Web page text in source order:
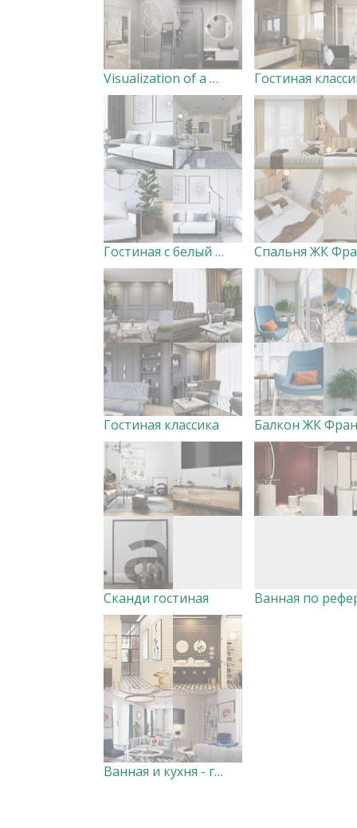
Visualization of a master bathroom.
Гостиная с белый диваном
Гостиная классика
Сканди гостиная
Ванная и кухня - гостиная в стиле Адлера